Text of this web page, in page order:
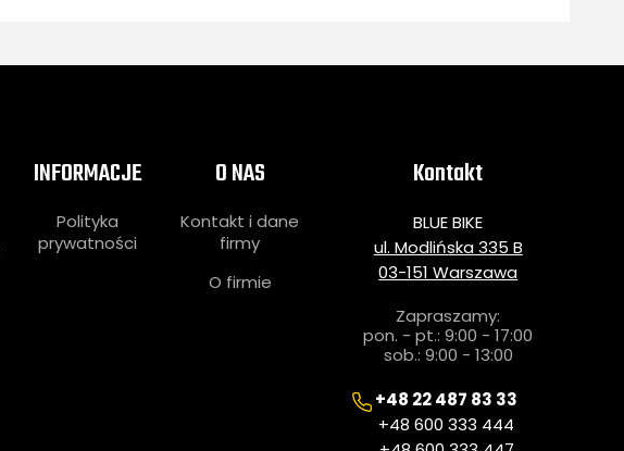
INFORMACJE
Polityka
prywatności
O NAS
Kontakt i dane
firmy
O firmie
Kontakt
BLUE BIKE
ul. Modlińska 335 B
03-151 Warszawa
Zapraszamy:
pon. - pt.: 9:00 - 17:00
sob.: 9:00 - 13:00
+48 22 487 83 33
+48 600 333 444